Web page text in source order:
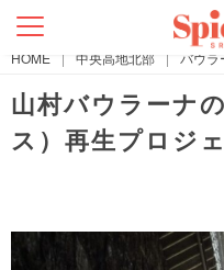
HOME | 中央高地北部 | バウラ
山村バウラーナ
ス）再生プロジ